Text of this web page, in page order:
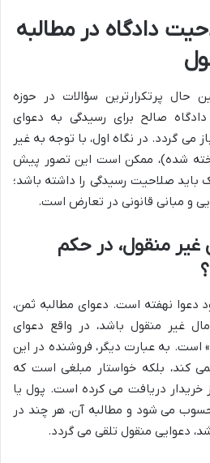
دادگاه در مطالبه
حال پرتکرارترین سؤالات در حوزه
صالح برای رسیدگی به دعوای
می گردد. در نگاه اول، با توجه به غیر
شده)، ممکن است این تصور پیش
باید صلاحیت رسیدگی را داشته باشد؛
و مبانی قانونی در تعارض است.
غیر منقول، در حکم
دعوا نهفته است. دعوای مطالبه ثمن،
غیر منقول باشد، در واقع دعوای
است. به عبارت دیگر، فروشنده در این
کند، بلکه خواستار مبلغی است که
دریافت می کرده است. پول یا
می شود و مطالبه آن، هر چند در
دعوایی منقول تلقی می گردد.